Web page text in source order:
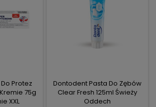
Protez
75g
XXL
Dontodent Pasta Do Zębów
Clear Fresh 125ml Świeży
Oddech